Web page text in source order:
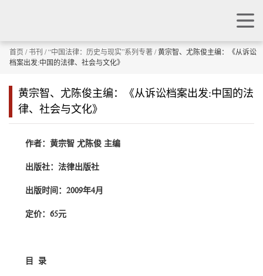
首页 /书刊 /“中国法律：历史与现实”系列专著 / 黄宗智、尤陈俊主编：《从诉讼
档案出发:中国的法律、社会与文化》
黄宗智、尤陈俊主编：《从诉讼档案出发:中国的法
律、社会与文化》
作者：黄宗智 尤陈俊 主编
出版社：法律出版社
出版时间：2009年4月
定价：65元
目 录